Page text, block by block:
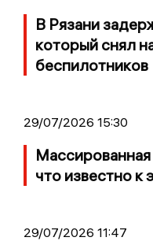
В Рязани
который снял
беспилотников
29/07/2026 15:30
что известно к
29/07/2026 11:47